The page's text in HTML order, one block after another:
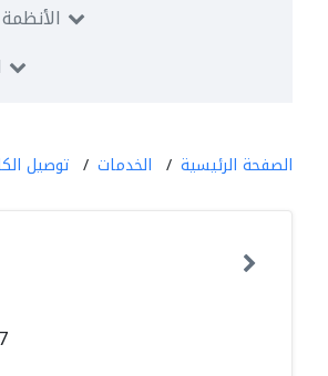
الصفحة الرئيسية الخدمات توصيل